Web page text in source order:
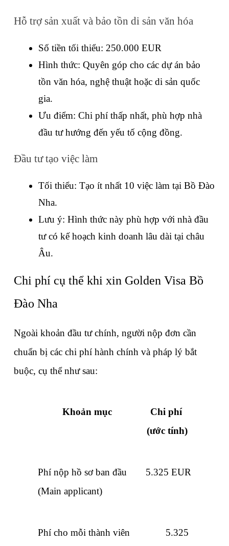
Hỗ trợ sản xuất và bảo tồn di sản văn hóa
Số tiền tối thiểu: 250.000 EUR
Hình thức: Quyên góp cho các dự án bảo
tồn văn hóa, nghệ thuật hoặc di sản quốc
gia.
Ưu điểm: Chi phí thấp nhất, phù hợp nhà
đầu tư hướng đến yếu tố cộng đồng.
Đầu tư tạo việc làm
Tối thiểu: Tạo ít nhất 10 việc làm tại Bồ Đào
Nha.
Lưu ý: Hình thức này phù hợp với nhà đầu
tư có kế hoạch kinh doanh lâu dài tại châu
Âu.
Chi phí cụ thể khi xin Golden Visa Bồ
Đào Nha
Ngoài khoản đầu tư chính, người nộp đơn cần
chuẩn bị các chi phí hành chính và pháp lý bắt
buộc, cụ thể như sau:
Khoản mục
Chi phí
(ước tính)
Phí nộp hồ sơ ban đầu
(Main applicant)
5.325 EUR
Phí cho mỗi thành viên
5.325